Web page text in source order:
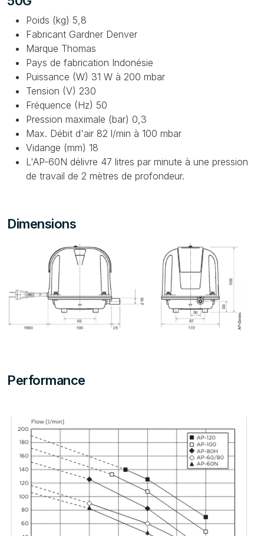
Poids (kg) 5,8
Fabricant Gardner Denver
Marque Thomas
Pays de fabrication Indonésie
Puissance (W) 31 W à 200 mbar
Tension (V) 230
Fréquence (Hz) 50
Pression maximale (bar) 0,3
Max. Débit d'air 82 l/min à 100 mbar
Vidange (mm) 18
L'AP-60N délivre 47 litres par minute à une pression
de travail de 2 mètres de profondeur.
Dimensions
Performance